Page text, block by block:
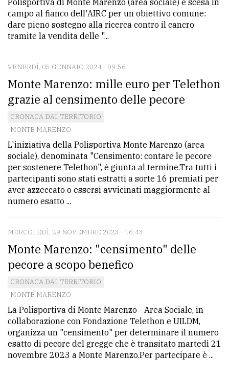
campo al fianco dell'AIRC per un obiettivo comune:
dare pieno sostegno alla ricerca contro il cancro
tramite la vendita delle "...
VENERDÌ, 05 GENNAIO 2024 - 09:56
Monte Marenzo: mille euro per Telethon
grazie al censimento delle pecore
CRONACA DAL TERRITORIO
MONTE MARENZO
L'iniziativa della Polisportiva Monte Marenzo (area
sociale), denominata "Censimento: contare le pecore
per sostenere Telethon", è giunta al termine.Tra tutti i
partecipanti sono stati estratti a sorte 16 premiati per
aver azzeccato o essersi avvicinati maggiormente al
numero esatto ...
MERCOLEDÌ, 29 NOVEMBRE 2023 - 16:43
Monte Marenzo: "censimento" delle
pecore a scopo benefico
CRONACA DAL TERRITORIO
MONTE MARENZO
La Polisportiva di Monte Marenzo - Area Sociale, in
collaborazione con Fondazione Telethon e UILDM,
organizza un "censimento" per determinare il numero
esatto di pecore del gregge che è transitato martedì 21
novembre 2023 a Monte Marenzo.Per partecipare è ...